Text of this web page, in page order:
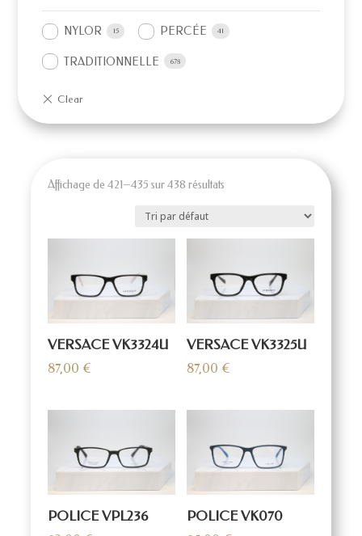
NYLOR 15 PERCÉE 41
TRADITIONNELLE 678
Affichage de 421–435 sur 438 résultats
VERSACE VK3324U
87,00 €
VERSACE VK3325U
87,00 €
POLICE VPL236 POLICE VK070